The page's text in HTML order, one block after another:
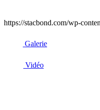
https://stacbond.com/wp-
Galerie
Vidéo